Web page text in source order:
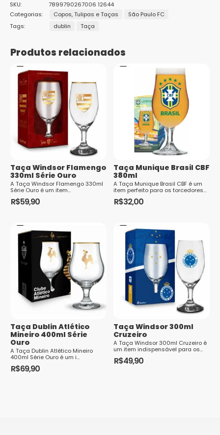
Série Ouro 400ml”
O seu endereço de e-mail não será publicado.
Sua avaliação*
12 de
3 de 5
estrelas
4 de 5
estrelas
5 de 5
estrelas
Sua avaliação sobre o produto*
Nome *
E-mail*
como seus dados em comentários são
processados
SKU:
7899790267006 12644
Categorias:
Copos, Tulipas e Taças
São Paulo FC
Tags:
dublin Taça
Produtos relacionados
Taça Windsor Flamengo
330ml Série Ouro
A Taça Windsor Flamengo 330ml
Série Ouro é um item
indispensável para os torcedores
apaixonados ...
R$59,90
Taça Munique Brasil CBF
380ml
A Taça Munique Brasil CBF é um
item perfeito para os torcedores
brasileiros que querem ce...
R$32,00
Taça Dublin Atlético
Mineiro 400ml Série
Ouro
A Taça Dublin Atlético Mineiro
400ml Série Ouro é um i...
R$69,90
Taça Windsor 300ml
Cruzeiro
A Taça Windsor 300ml Cruzeiro é
um item indispensável para os
verdadeiros torcedores do time.
Feita em vidro de alta qualidade,
R$49,90